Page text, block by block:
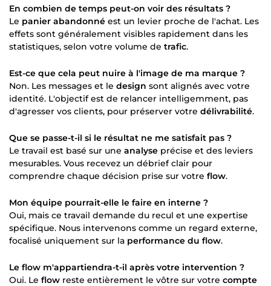
En combien de temps peut-on voir des résultats ?
Le panier abandonné est un levier proche de l'achat. Les
effets sont généralement visibles rapidement dans les
statistiques, selon votre volume de trafic.
Est-ce que cela peut nuire à l'image de ma marque ?
Non. Les messages et le design sont alignés avec votre
identité. L'objectif est de relancer intelligemment, pas
d'agresser vos clients, pour préserver votre délivrabilité.
Que se passe-t-il si le résultat ne me satisfait pas ?
Le travail est basé sur une analyse précise et des leviers
mesurables. Vous recevez un débrief clair pour
comprendre chaque décision prise sur votre flow.
Mon équipe pourrait-elle le faire en interne ?
Oui, mais ce travail demande du recul et une expertise
spécifique. Nous intervenons comme un regard externe,
focalisé uniquement sur la performance du flow.
Le flow m'appartiendra-t-il après votre intervention ?
Oui. Le flow reste entièrement le vôtre sur votre compte